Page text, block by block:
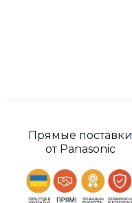
Прямые поставки
от Panasonic